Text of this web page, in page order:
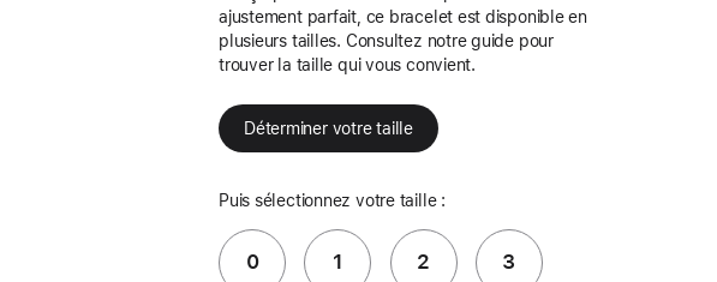
ajustement parfait, ce bracelet est disponible en
plusieurs tailles. Consultez notre guide pour
trouver la taille qui vous convient.
Déterminer votre taille
Puis sélectionnez votre taille :
0 1 2 3